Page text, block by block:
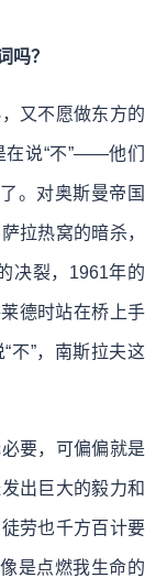
吗？
又不愿做东方的
在说“不”——他们
。对奥斯曼帝国
拉热窝的暗杀，
决裂，1961年的
德时站在桥上手
”，南斯拉夫这
要，可偏偏就是
出巨大的毅力和
劳也千方百计要
是点燃我生命的